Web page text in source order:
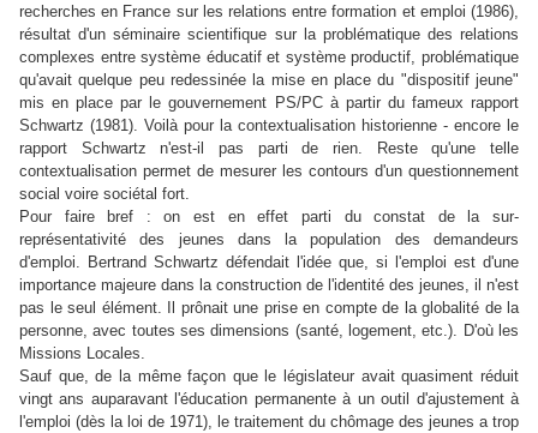
recherches en France sur les relations entre formation et emploi (1986),
résultat d'un séminaire scientifique sur la problématique des relations
complexes entre système éducatif et système productif, problématique
qu'avait quelque peu redessinée la mise en place du "dispositif jeune"
mis en place par le gouvernement PS/PC à partir du fameux rapport
Schwartz (1981). Voilà pour la contextualisation historienne - encore le
rapport Schwartz n'est-il pas parti de rien. Reste qu'une telle
contextualisation permet de mesurer les contours d'un questionnement
social voire sociétal fort.
Pour faire bref : on est en effet parti du constat de la sur-
représentativité des jeunes dans la population des demandeurs
d'emploi. Bertrand Schwartz défendait l'idée que, si l'emploi est d'une
importance majeure dans la construction de l'identité des jeunes, il n'est
pas le seul élément. Il prônait une prise en compte de la globalité de la
personne, avec toutes ses dimensions (santé, logement, etc.). D'où les
Missions Locales.
Sauf que, de la même façon que le législateur avait quasiment réduit
vingt ans auparavant l'éducation permanente à un outil d'ajustement à
l'emploi (dès la loi de 1971), le traitement du chômage des jeunes a trop